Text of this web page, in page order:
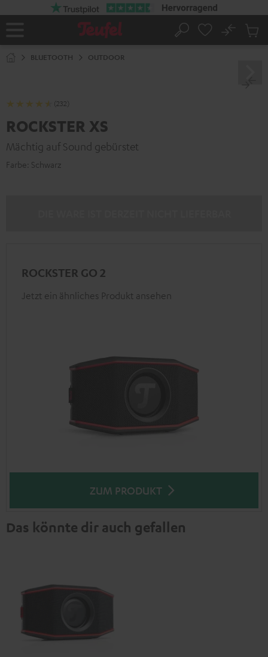
Startseite
Suche
No
BLUETOOTH OUTDOOR
(232)
ROCKSTER XS
Mächtig auf Sound gebürstet
Farbe: Schwarz
ROCKSTER GO 2
Jetzt ein ähnliches Produkt ansehen
ZUM PRODUKT
Das könnte dir auch gefallen